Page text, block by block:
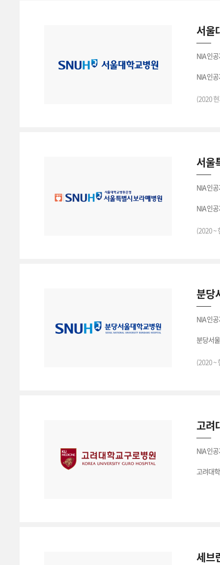
서울
NIA 인
NIA 인
서울대
(2020
서울
NIA 인
NIA 인
서울특
(2020 ~
분당
NIA 인
분당서
(2020 ~
고려
NIA 인
고려대
세브